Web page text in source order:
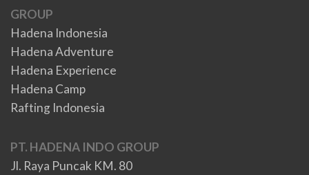
GROUP
Hadena Indonesia
Hadena Adventure
Hadena Experience
Hadena Camp
Rafting Indonesia
PT. HADENA INDO GROUP
Jl. Raya Puncak KM. 80